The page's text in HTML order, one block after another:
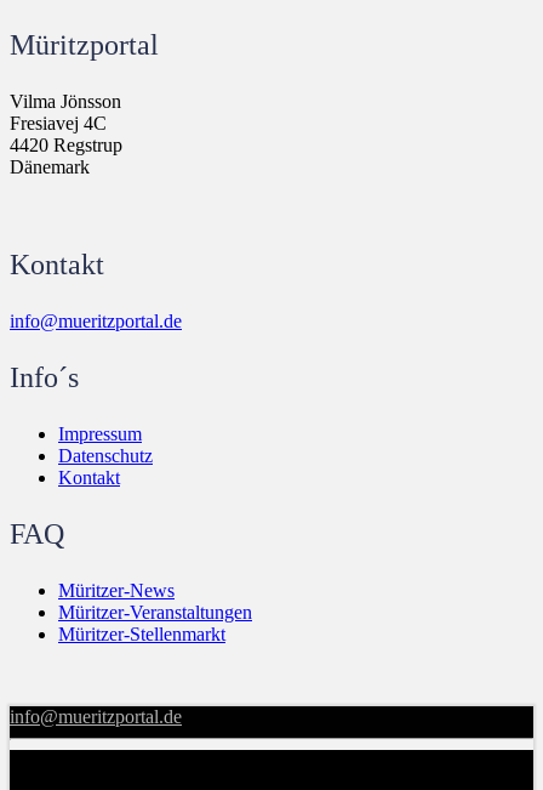
Müritzportal
Vilma Jönsson
Fresiavej 4C
4420 Regstrup
Dänemark
Kontakt
info@mueritzportal.de
Info´s
Impressum
Datenschutz
Kontakt
FAQ
Müritzer-News
Müritzer-Veranstaltungen
Müritzer-Stellenmarkt
info@mueritzportal.de